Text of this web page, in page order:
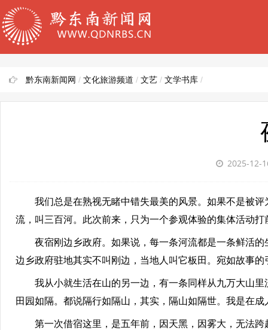
黔东南新闻网 / 文化旅游频道 / 文艺 / 文学书库 /
2025-12-
我们总是在熟视无睹中错失最美的风景。如果不是被评
流，叫三百河。此次前来，只为一个参观体验的集体活动打
夜宿刚边乡政府。如果说，每一条河流都是一条鲜活的
边乡政府驻地其实不叫刚边，当地人叫它板田。宛如故事
我从小就生活在山的另一边，有一条同样从九万大山里
田园如隔。都说隔行如隔山，其实，隔山如隔世。我是在
第一次借宿这里，是五年前，因天黑，因雾大，无法跨